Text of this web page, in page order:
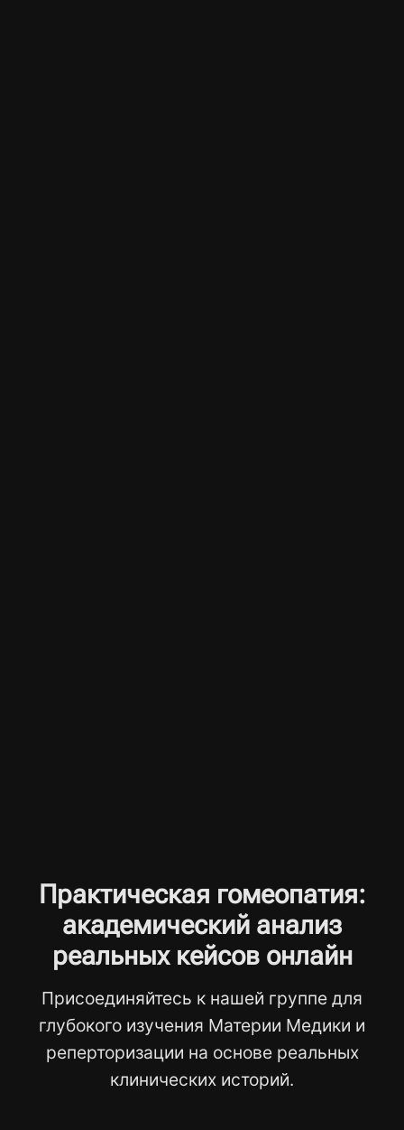
Практическая гомеопатия:
академический анализ
реальных кейсов онлайн
Присоединяйтесь к нашей группе для
глубокого изучения Материи Медики и
реперторизации на основе реальных
клинических историй.